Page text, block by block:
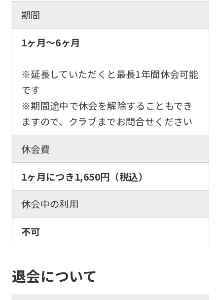
期間
1ヶ月～6ヶ月
※延長していただくと最長1年間休会可能
です
※期間途中で休会を解除することもでき
ますので、クラブまでお問合せください
休会費
1ヶ月につき1,650円 （税込）
休会中の利用
不可
退会について
the
below
(start
automatic
to
return
page.
you